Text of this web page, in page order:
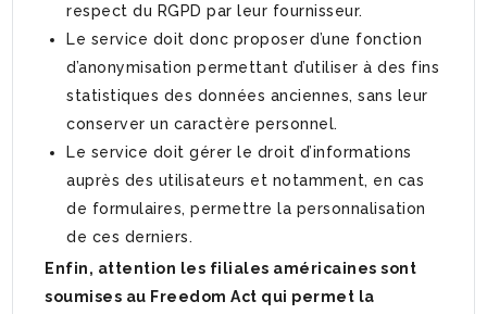
respect du RGPD par leur fournisseur.
Le service doit donc proposer d’une fonction
d’anonymisation permettant d’utiliser à des fins
statistiques des données anciennes, sans leur
conserver un caractère personnel.
Le service doit gérer le droit d’informations
auprès des utilisateurs et notamment, en cas
de formulaires, permettre la personnalisation
de ces derniers.
Enfin, attention les filiales américaines sont
soumises au Freedom Act qui permet la